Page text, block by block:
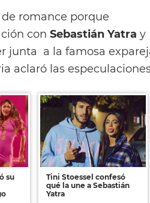
romance porque
con Sebastián Yatra y
junta a la famosa
aclaró las
su
Tini Stoessel confesó
qué la une a Sebastián
Yatra